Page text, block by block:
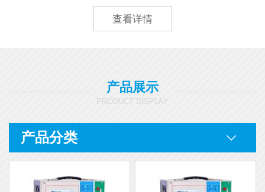
查看详情
产品展示
PRODUCT DISPLAY
产品分类